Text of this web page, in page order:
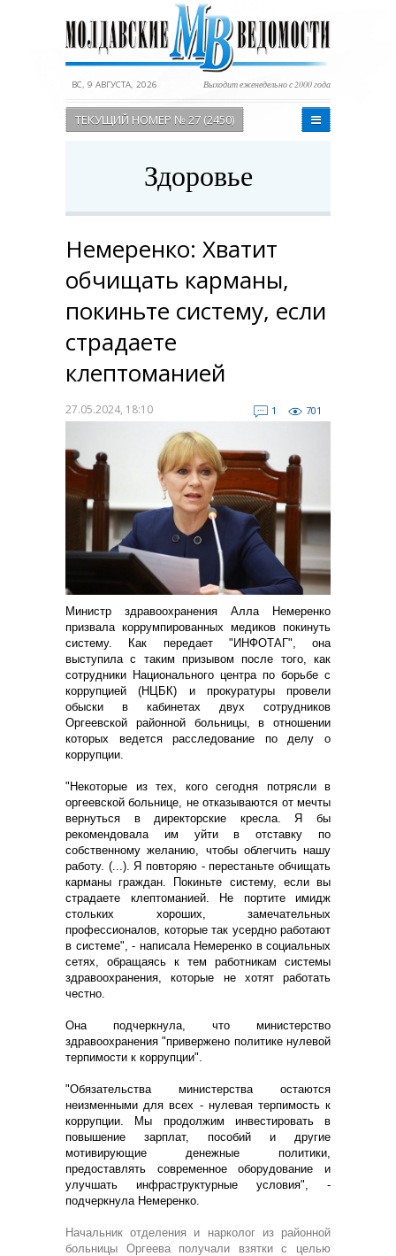
ВС, 9 АВГУСТА, 2026 Выходит еженедельно с 2000 года
ТЕКУЩИЙ НОМЕР № 27 (2450)
Здоровье
Немеренко: Хватит
обчищать карманы,
покиньте систему, если
страдаете
клептоманией
27.05.2024, 18:10 1 701
Министр здравоохранения Алла Немеренко
призвала коррумпированных медиков покинуть
систему. Как передает "ИНФОТАГ", она
выступила с таким призывом после того, как
сотрудники Национального центра по борьбе с
коррупцией (НЦБК) и прокуратуры провели
обыски в кабинетах двух сотрудников
Оргеевской районной больницы, в отношении
которых ведется расследование по делу о
коррупции.
"Некоторые из тех, кого сегодня потрясли в
оргеевской больнице, не отказываются от мечты
вернуться в директорские кресла. Я бы
рекомендовала им уйти в отставку по
собственному желанию, чтобы облегчить нашу
работу. (...). Я повторяю - перестаньте обчищать
карманы граждан. Покиньте систему, если вы
страдаете клептоманией. Не портите имидж
стольких хороших, замечательных
профессионалов, которые так усердно работают
в системе", - написала Немеренко в социальных
сетях, обращаясь к тем работникам системы
здравоохранения, которые не хотят работать
честно.
Она подчеркнула, что министерство
здравоохранения "привержено политике нулевой
терпимости к коррупции".
"Обязательства министерства остаются
неизменными для всех - нулевая терпимость к
коррупции. Мы продолжим инвестировать в
повышение зарплат, пособий и другие
мотивирующие денежные политики,
предоставлять современное оборудование и
улучшать инфраструктурные условия", -
подчеркнула Немеренко.
Начальник отделения и нарколог из районной
больницы Оргеева получали взятки с целью